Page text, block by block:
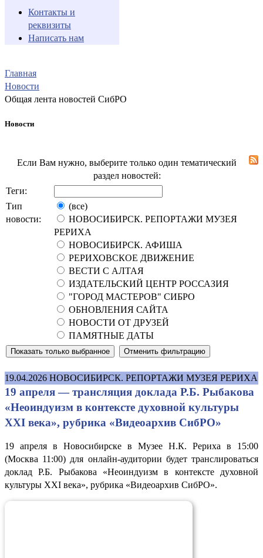
Контакты и
реквизиты
Написать нам
Главная
Новости
Общая лента новостей СибРО
Новости
Если Вам нужно, выберите только один тематический
раздел новостей:
Теги:
Тип
новости:
(все)
НОВОСИБИРСК. РЕПОРТАЖИ МУЗЕЯ
РЕРИХА
НОВОСИБИРСК. АФИША
РЕРИХОВСКОЕ ДВИЖЕНИЕ
ВЕСТИ С АЛТАЯ
ИЗДАТЕЛЬСКИЙ ЦЕНТР РОССАЗИЯ
"ГОРОД МАСТЕРОВ" СИБРО
ОБНОВЛЕНИЯ САЙТА
НОВОСТИ ОТ ДРУЗЕЙ
ПАМЯТНЫЕ ДАТЫ
19.04.2026 НОВОСИБИРСК. РЕПОРТАЖИ МУЗЕЯ РЕРИХА
19 апреля — трансляция доклада Р.Б. Рыбакова
«Неоиндуизм в контексте духовной культуры
XXI века», рубрика «Видеоархив СибРО»
19 апреля в Новосибирске в Музее Н.К. Рериха в 15:00
(Москва 11:00) для онлайн-аудитории будет транслироваться
доклад Р.Б. Рыбакова «Неоиндуизм в контексте духовной
культуры XXI века», рубрика «Видеоархив СибРО».